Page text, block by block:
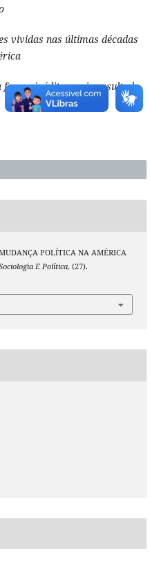
vividas nas últimas décadas
forma inédita e cujo resultado
POLÍTICA NA AMÉRICA
E Política, (27).